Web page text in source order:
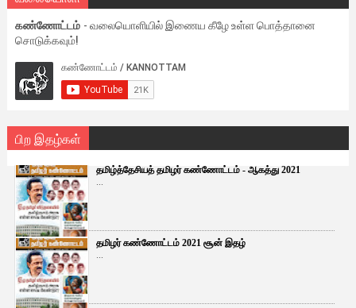
கண்ணோட்டம் - வலையொளியில் இணைய கீழே உள்ள பொத்தானை
சொடுக்கவும்!
பிற இதழ்கள்
தமிழ்த்தேசியத் தமிழர் கண்ணோட்டம் - ஆகத்து 2021
...
தமிழர் கண்ணோட்டம் 2021 சூன் இதழ்
...